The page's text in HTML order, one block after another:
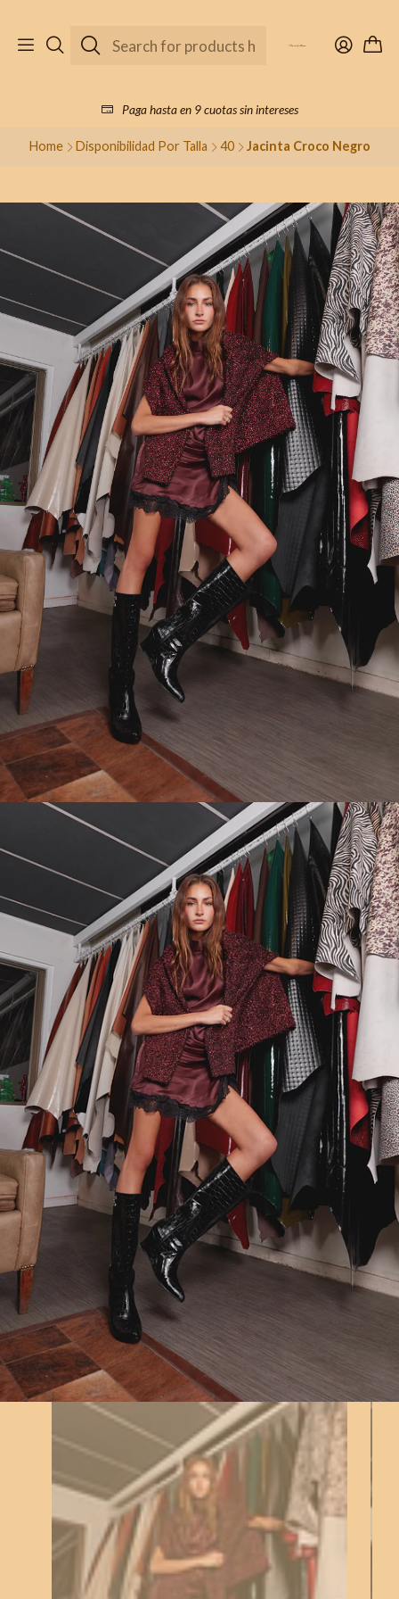
Paga hasta en 9 cuotas sin intereses
Home Disponibilidad Por Talla 40 Jacinta Croco Negro